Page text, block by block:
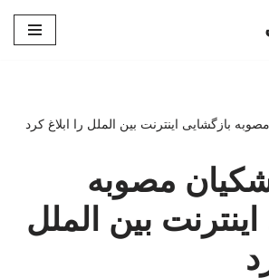
بازگشایی اینترنت بین الملل را ابلاغ کرد
مصوبه
بین الملل